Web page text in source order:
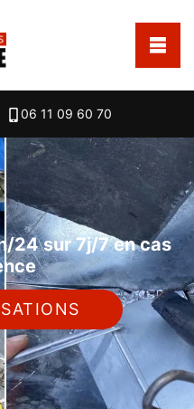
06 11 09 60 70
24 sur 7j/7 en cas